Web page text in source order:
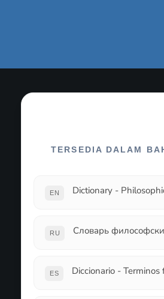
TERSEDIA DALAM
EN Dictionary -
RU Словарь
ES Diccionario - Terminos